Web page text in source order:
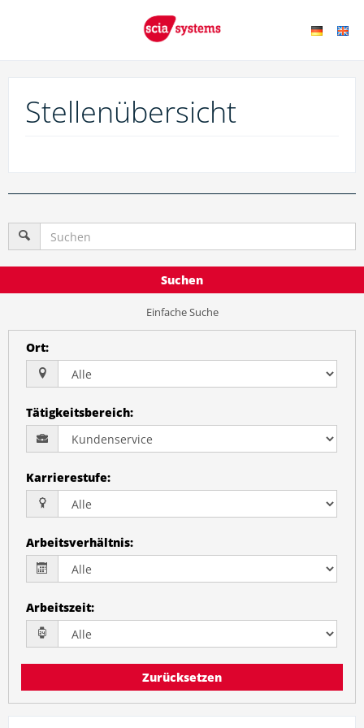
Stellenübersicht
Suchen
Einfache Suche
Ort:
Tätigkeitsbereich:
Karrierestufe:
Arbeitsverhältnis:
Arbeitszeit:
Zurücksetzen